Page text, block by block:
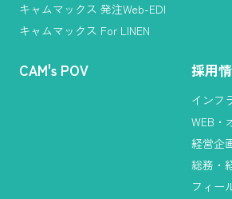
キャムマックス 発注Web-EDI
キャムマックス For LINEN
CAM's POV 採用
インフ
WEB・
経営企
総務・
フィー